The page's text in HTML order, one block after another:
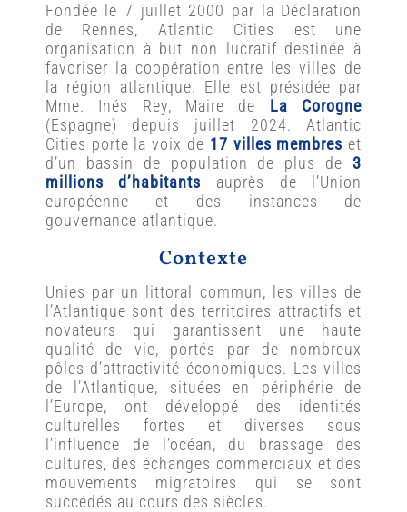
Fondée le 7 juillet 2000 par la Déclaration
de Rennes, Atlantic Cities est une
organisation à but non lucratif destinée à
favoriser la coopération entre les villes de
la région atlantique. Elle est présidée par
Mme. Inés Rey, Maire de La Corogne
(Espagne) depuis juillet 2024. Atlantic
Cities porte la voix de 17 villes membres et
d’un bassin de population de plus de 3
millions d’habitants auprès de l’Union
européenne et des instances de
gouvernance atlantique.
Contexte
Unies par un littoral commun, les villes de
l’Atlantique sont des territoires attractifs et
novateurs qui garantissent une haute
qualité de vie, portés par de nombreux
pôles d’attractivité économiques. Les villes
de l’Atlantique, situées en périphérie de
l’Europe, ont développé des identités
culturelles fortes et diverses sous
l’influence de l’océan, du brassage des
cultures, des échanges commerciaux et des
mouvements migratoires qui se sont
succédés au cours des siècles.